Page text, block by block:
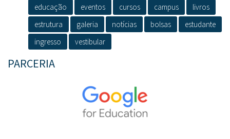
educação eventos cursos campus
livros
estrutura
galeria notícias bolsas
estudante
ingresso
vestibular
PARCERIA